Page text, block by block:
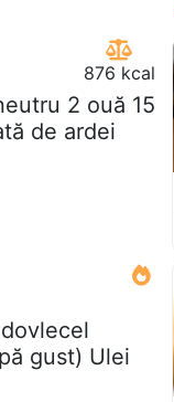
876 kcal
2 ouă 15
de ardei
gust) Ulei